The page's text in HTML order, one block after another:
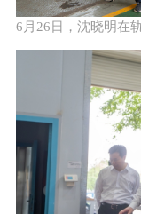
6月26日，沈晓明在